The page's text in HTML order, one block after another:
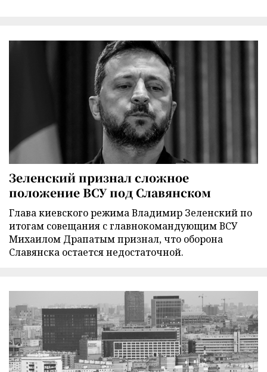
Зеленский признал сложное
положение ВСУ под Славянском
Глава киевского режима Владимир Зеленский по
итогам совещания с главнокомандующим ВСУ
Михаилом Драпатым признал, что оборона
Славянска остается недостаточной.